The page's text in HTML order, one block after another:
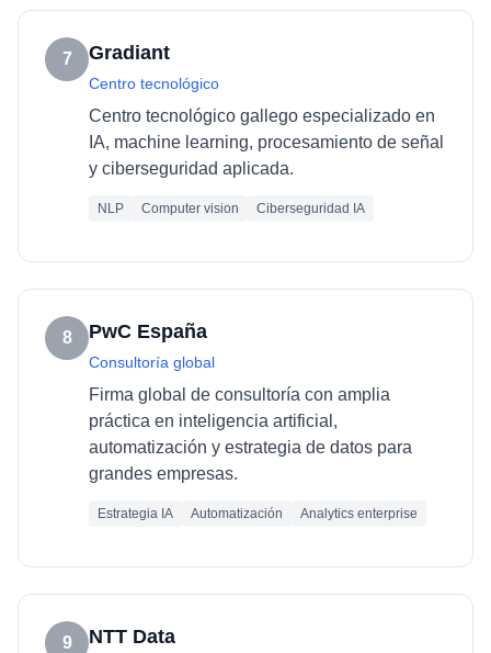
7 Gradiant
Centro tecnológico
Centro tecnológico gallego especializado en
IA, machine learning, procesamiento de señal
y ciberseguridad aplicada.
NLP Computer vision Ciberseguridad IA
8 PwC España
Consultoría global
Firma global de consultoría con amplia
práctica en inteligencia artificial,
automatización y estrategia de datos para
grandes empresas.
Estrategia IA Automatización Analytics enterprise
9 NTT Data